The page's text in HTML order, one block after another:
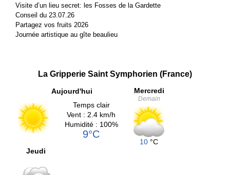
Visite d’un lieu secret: les Fosses de la Gardette
Conseil du 23.07.26
Partagez vos fruits 2026
Journée artistique au gîte beaulieu
La Gripperie Saint Symphorien (France)
Aujourd'hui
Temps clair
Vent : 2.4 km/h
Humidité : 100%
9°C
Mercredi
Demain
10 °C
Jeudi